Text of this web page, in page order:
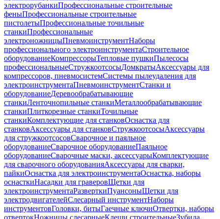
электрорубанкиПрофессиональные строительные
феныПрофессиональные строительные
пистолетыПрофессиональные точильные
станкиПрофессиональные
электроножницыПневмоинструментНаборы
профессионального электроинструментаСтроительное
оборудованиеКомпрессорыТепловые пушкиПылесосы
профессиональныеСтружкоотсосыДомкратыАксессуары для
компрессоров, пневмосистемСистемы пылеудаления для
электроинструментаПневмоинструментСтанки и
оборудованиеДеревообрабатывающие
станкиЛенточнопильные станкиМеталлообрабатывающие
станкиПлиткорезные станкиТочильные
станкиКомплектующие для станковОснастка для
станковАксессуары для станковСтружкоотсосыАксессуары
для стружкоотсосовСварочное и паяльное
оборудованиеСварочное оборудованиеПаяльное
оборудованиеСварочные маски, аксессуарыКомплектующие
для сварочного оборудованияАксессуары для сварки,
пайкиОснастка для электроинструментаОснастка, наборы
оснасткиНасадки для граверовЩетки для
электроинструментаРазверткиПуансоныЩетки для
электродвигателейСлесарный инструментНаборы
инструментовГоловки, битыГаечные ключиОтвертки, наборы
отвертокНожницы слесарныеКлещи строительныеЗубила,